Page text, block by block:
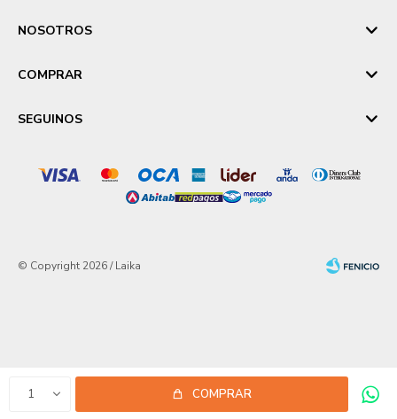
1 COMPRAR
NOSOTROS
COMPRAR
SEGUINOS
© Copyright 2026 / Laika